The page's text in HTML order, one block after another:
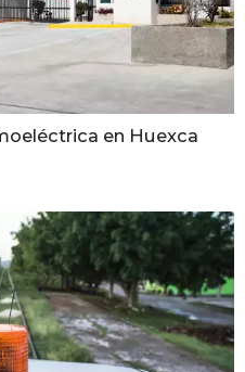
en Huexca